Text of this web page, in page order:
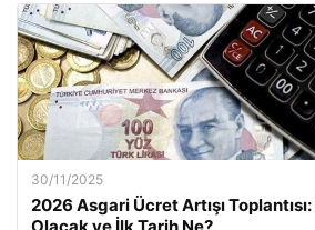
30/11/2025
2026 Asgari Ücret Artışı